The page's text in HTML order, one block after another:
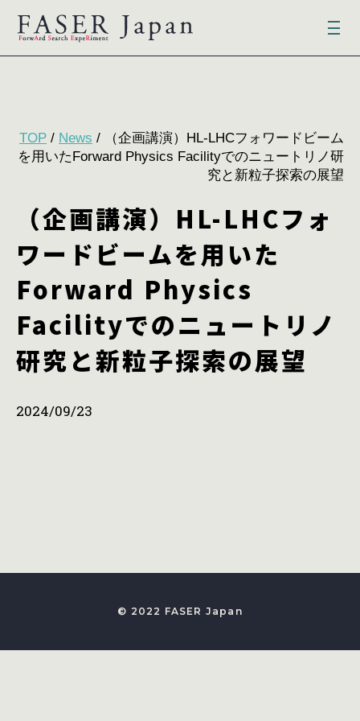
TOP / News / （企画講演）HL-LHCフォワードビーム
を用いたForward Physics Facilityでのニュートリノ研
究と新粒子探索の展望
（企画講演）HL-LHCフォ
ワードビームを用いた
Forward Physics
Facilityでのニュートリノ
研究と新粒子探索の展望
2024/09/23
© 2022 FASER Japan